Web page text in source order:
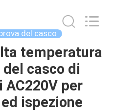
del casco
temperatura
casco di
AC220V per
ispezione